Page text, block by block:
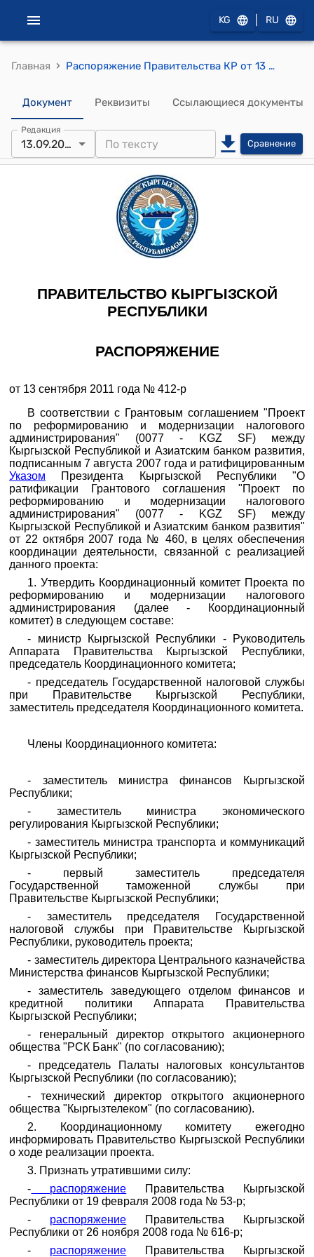
KG RU
Главная › Распоряжение Правительства КР от 13 сентября 2011 года № 412-р (Об утверждении Координационного комитета Проекта по реформированию и модернизации налогового администрирования)
Документ Реквизиты Ссылающиеся документы
Редакция
13.09.2011 Сравнение